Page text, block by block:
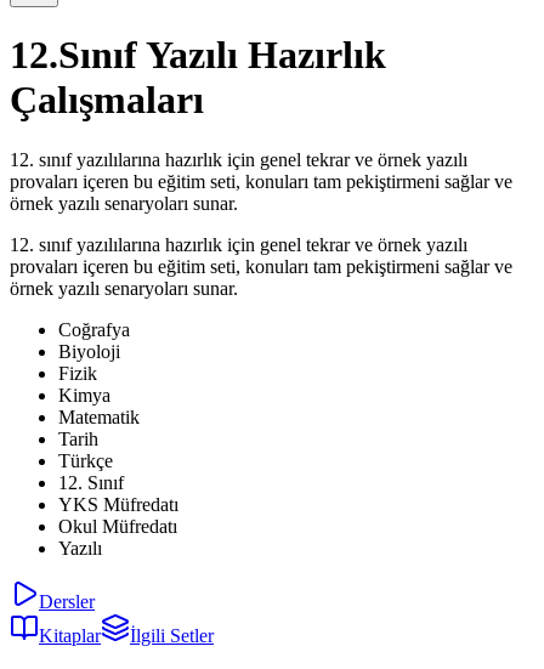
12.Sınıf Yazılı Hazırlık
Çalışmaları
12. sınıf yazılılarına hazırlık için genel tekrar ve örnek yazılı
provaları içeren bu eğitim seti, konuları tam pekiştirmeni sağlar ve
örnek yazılı senaryoları sunar.
12. sınıf yazılılarına hazırlık için genel tekrar ve örnek yazılı
provaları içeren bu eğitim seti, konuları tam pekiştirmeni sağlar ve
örnek yazılı senaryoları sunar.
Coğrafya
Biyoloji
Fizik
Kimya
Matematik
Tarih
Türkçe
12. Sınıf
YKS Müfredatı
Okul Müfredatı
Yazılı
Dersler
Kitaplar
İlgili Setler